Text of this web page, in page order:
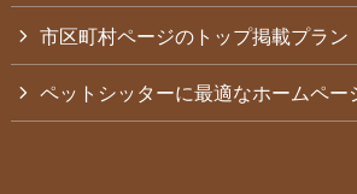
市区町村ページのトップ掲載プラン
ペットシッターに最適なホームペー